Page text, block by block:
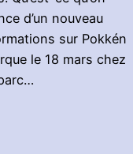
d’un nouveau
sur Pokkén
le 18 mars chez